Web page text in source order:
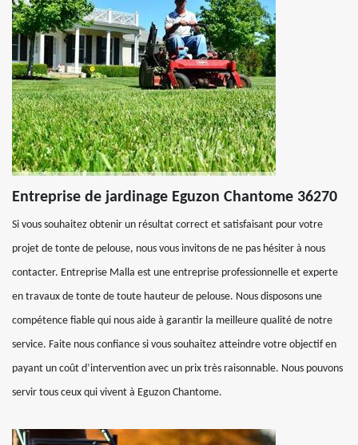
Entreprise de jardinage Eguzon Chantome 36270
Si vous souhaitez obtenir un résultat correct et satisfaisant pour votre
projet de tonte de pelouse, nous vous invitons de ne pas hésiter à nous
contacter. Entreprise Malla est une entreprise professionnelle et experte
en travaux de tonte de toute hauteur de pelouse. Nous disposons une
compétence fiable qui nous aide à garantir la meilleure qualité de notre
service. Faite nous confiance si vous souhaitez atteindre votre objectif en
payant un coût d’intervention avec un prix très raisonnable. Nous pouvons
servir tous ceux qui vivent à Eguzon Chantome.